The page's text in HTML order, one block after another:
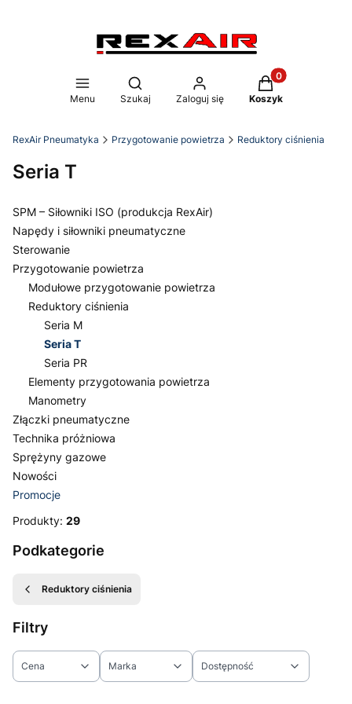
Menu
Otwórz wyszukiwarkę
Szukaj Zaloguj się
Produkty w
Koszyk
RexAir Pneumatyka Przygotowanie powietrza Reduktory ciśnienia
Seria T
SPM – Siłowniki ISO (produkcja RexAir)
Napędy i siłowniki pneumatyczne
Sterowanie
Przygotowanie powietrza
Modułowe przygotowanie powietrza
Reduktory ciśnienia
Seria M
Seria T
Seria PR
Elementy przygotowania powietrza
Manometry
Złączki pneumatyczne
Technika próżniowa
Sprężyny gazowe
Nowości
Promocje
Koniec menu
Produkty: 29
Podkategorie
Reduktory ciśnienia
Filtry
Cena Marka Dostępność